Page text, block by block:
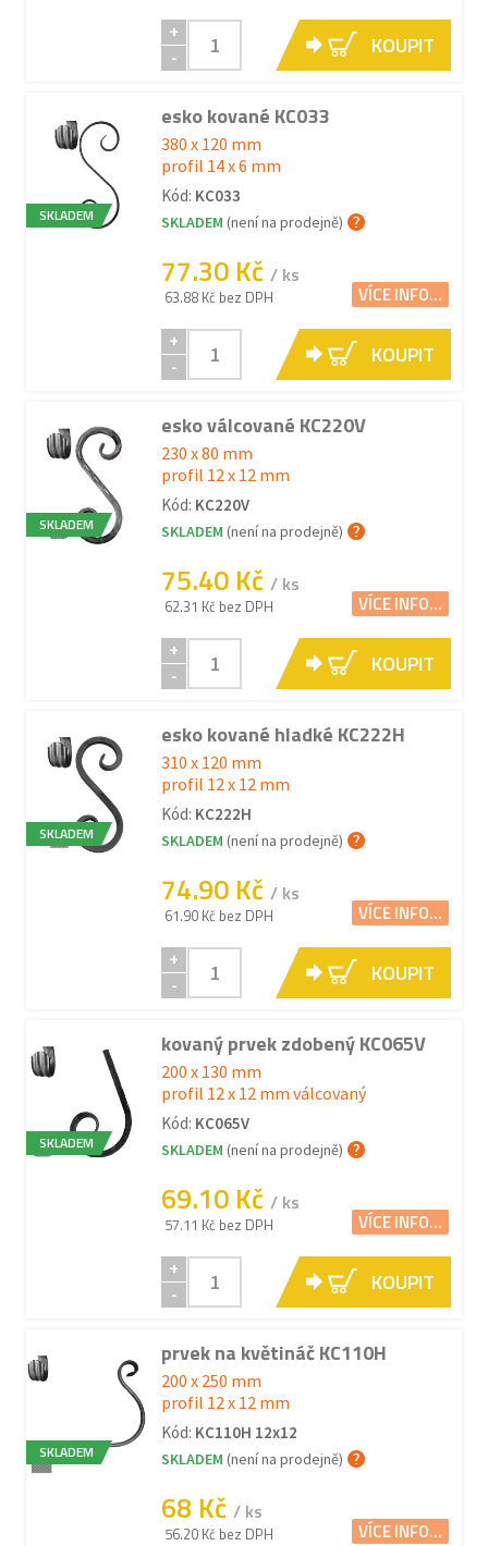
+
-
KOUPIT
SKLADEM
esko kované KC033
380 x 120 mm
profil 14 x 6 mm
Kód: KC033
SKLADEM (není na prodejně)
77.30 Kč / ks
63.88 Kč bez DPH VÍCE INFO...
+
-
KOUPIT
SKLADEM
esko válcované KC220V
230 x 80 mm
profil 12 x 12 mm
Kód: KC220V
SKLADEM (není na prodejně)
75.40 Kč / ks
62.31 Kč bez DPH VÍCE INFO...
+
-
KOUPIT
SKLADEM
esko kované hladké KC222H
310 x 120 mm
profil 12 x 12 mm
Kód: KC222H
SKLADEM (není na prodejně)
74.90 Kč / ks
61.90 Kč bez DPH VÍCE INFO...
+
-
KOUPIT
SKLADEM
kovaný prvek zdobený KC065V
200 x 130 mm
profil 12 x 12 mm válcovaný
Kód: KC065V
SKLADEM (není na prodejně)
69.10 Kč / ks
57.11 Kč bez DPH VÍCE INFO...
+
-
KOUPIT
SKLADEM
prvek na květináč KC110H
200 x 250 mm
profil 12 x 12 mm
Kód: KC110H 12x12
SKLADEM (není na prodejně)
68 Kč / ks
56.20 Kč bez DPH VÍCE INFO...